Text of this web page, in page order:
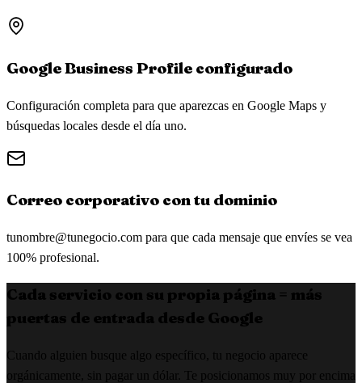
Google Business Profile configurado
Configuración completa para que aparezcas en Google Maps y
búsquedas locales desde el día uno.
Correo corporativo con tu dominio
tunombre@tunegocio.com para que cada mensaje que envíes se vea
100% profesional.
Cada servicio con su propia página = más
puertas de entrada desde Google
Cuando alguien busque algo específico, tu negocio aparece
orgánicamente, sin pagar un dólar. Te posicionamos muy por encima